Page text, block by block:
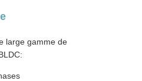
large gamme de